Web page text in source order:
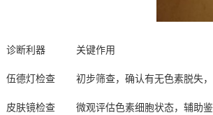
诊断利器 关键作用
伍德灯检查 初步筛查，确认有无色素脱失，
皮肤镜检查 微观评估色素细胞状态，辅助